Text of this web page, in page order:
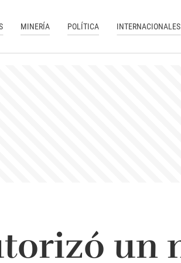
MINERÍA POLÍTICA INTERNACIONALES
un